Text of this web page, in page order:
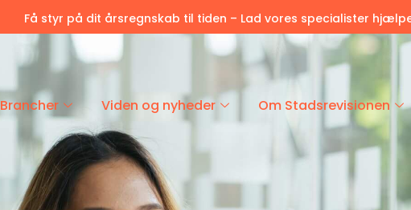
Få styr på dit årsregnskab til tiden – Lad vores specialister
Brancher Viden og nyheder Om Stadsrevisionen